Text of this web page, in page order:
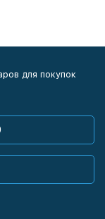
для покупок